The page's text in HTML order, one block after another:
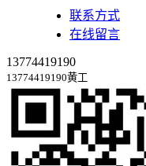
联系方式
在线留言
13774419190
13774419190黄工